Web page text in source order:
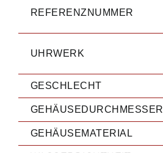
REFERENZNUMMER
UHRWERK
GESCHLECHT
GEHÄUSEDURCHMESSER
GEHÄUSEMATERIAL